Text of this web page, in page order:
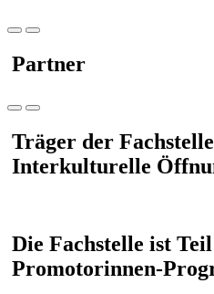
Partner
Träger der
Interkulturelle
Die Fachstelle ist
Promotorinnen-